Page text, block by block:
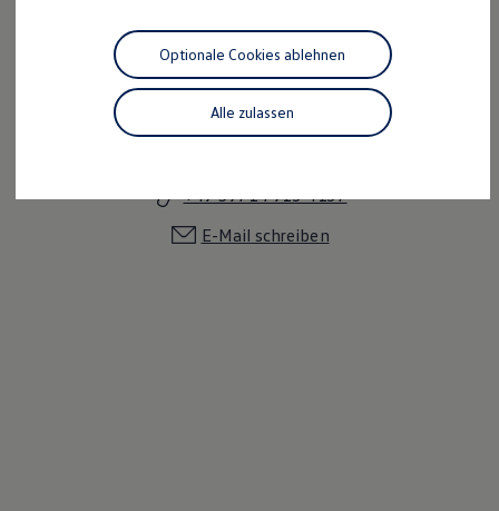
Motorenöl und Flüssigkeiten
Räder und Reifen
Pannen- und Unfallhilfe
Economy Service
Volkswagen Teile
Zubehör
Entertainment und Elektronik
Individualisieren
Wallbox und Ladekabel
+49 5971 7913 4137
E-Mail schreiben
Alle zulassen
Optionale Cookies ablehnen